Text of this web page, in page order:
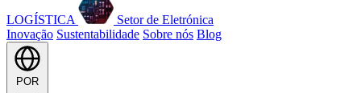
LOGÍSTICA
Setor de Eletrónica
Inovação Sustentabilidade Sobre nós Blog